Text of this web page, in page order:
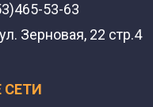
53-63
Зерновая, 22 стр.4